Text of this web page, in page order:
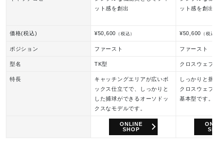
ット感を創出
ット感を創出
価格(税込) ¥50,600 （税込） ¥50,600 （税込
ポジション ファースト ファースト
型名 TK型 クロスウェブ
特長
キャッチングエリアが広いボ
ックス仕立てで、しっかりと
した捕球ができるオーソドッ
クスなモデルです。
しっかりと掴
クロスウェブ
基本型です。
ONLINE
SHOP